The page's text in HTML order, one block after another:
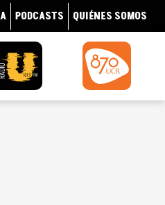
PODCASTS QUIÉNES SOMOS